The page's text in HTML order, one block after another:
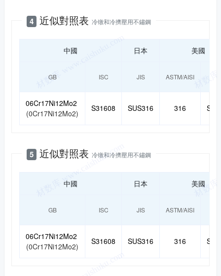
4 近似對照表 冷镦和冷擠壓用不鏽鋼
中國 日本 美國
GB ISC JIS ASTM/AISI
06Cr17Ni12Mo2
(0Cr17Ni12Mo2)
S31608 SUS316 316
5 近似對照表 冷镦和冷擠壓用不鏽鋼
中國 日本 美國
GB ISC JIS ASTM/AISI
06Cr17Ni12Mo2
(0Cr17Ni12Mo2)
S31608 SUS316 316